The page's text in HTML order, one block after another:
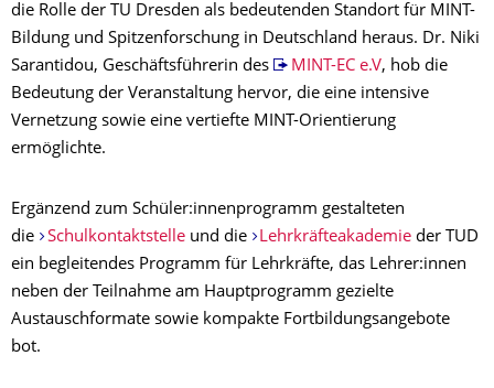
die Rolle der TU Dresden als bedeutenden Standort für MINT-
Bildung und Spitzenforschung in Deutschland heraus. Dr. Niki
Sarantidou, Geschäftsführerin des
MINT-EC e.V, hob die
Bedeutung der Veranstaltung hervor, die eine intensive
Vernetzung sowie eine vertiefte MINT-Orientierung
ermöglichte.
Ergänzend zum Schüler:innenprogramm gestalteten
die
Schulkontaktstelle und die Lehrkräfteakademie der TUD
ein begleitendes Programm für Lehrkräfte, das Lehrer:innen
neben der Teilnahme am Hauptprogramm gezielte
Austauschformate sowie kompakte Fortbildungsangebote
bot.